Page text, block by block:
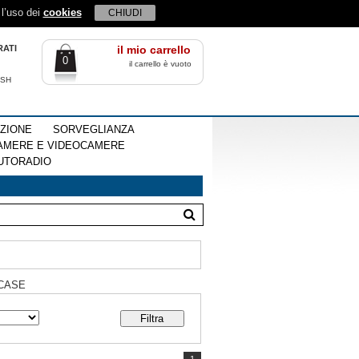
dei cookies CHIUDI
il mio carrello
0 il carrello è vuoto
SORVEGLIANZA
E VIDEOCAMERE